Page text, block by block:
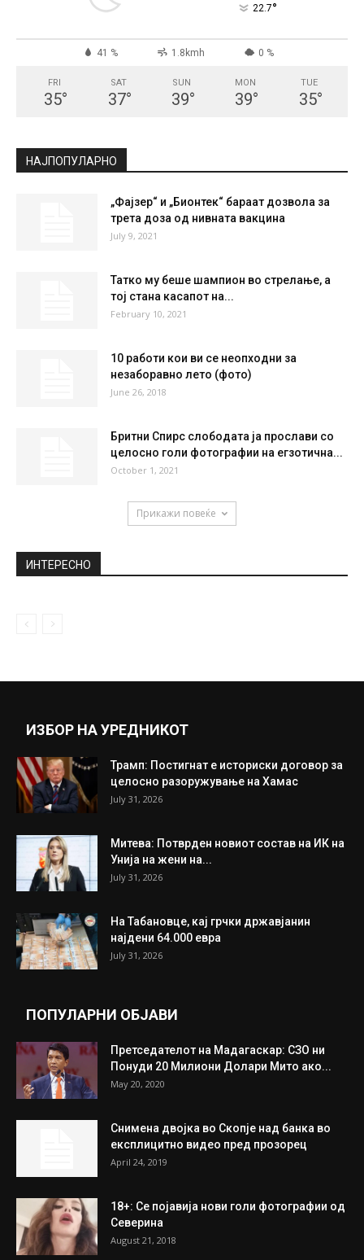
22.7°
41 % 1.8kmh 0 %
FRI
35°
SAT
37°
SUN
39°
MON
39°
TUE
35°
НАЈПОПУЛАРНО
„Фајзер“ и „Бионтек“ бараат дозвола за
трета доза од нивната вакцина
July 9, 2021
Татко му беше шампион во стрелање, а
тој стана касапот на...
February 10, 2021
10 работи кои ви се неопходни за
незаборавно лето (фото)
June 26, 2018
Бритни Спирс слободата ја прослави со
целосно голи фотографии на егзотична...
October 1, 2021
Прикажи повеќе
ИНТЕРЕСНО
ИЗБОР НА УРЕДНИКОТ
Трамп: Постигнат е историски договор за
целосно разоружување на Хамас
July 31, 2026
Митева: Потврден новиот состав на ИК на
Унија на жени на...
July 31, 2026
На Табановце, кај грчки државјанин
најдени 64.000 евра
July 31, 2026
ПОПУЛАРНИ ОБЈАВИ
Претседателот на Мадагаскар: СЗО ни
Понуди 20 Милиони Долари Мито ако...
May 20, 2020
Снимена двојка во Скопје над банка во
експлицитно видео пред прозорец
April 24, 2019
18+: Се појавија нови голи фотографии од
Северина
August 21, 2018